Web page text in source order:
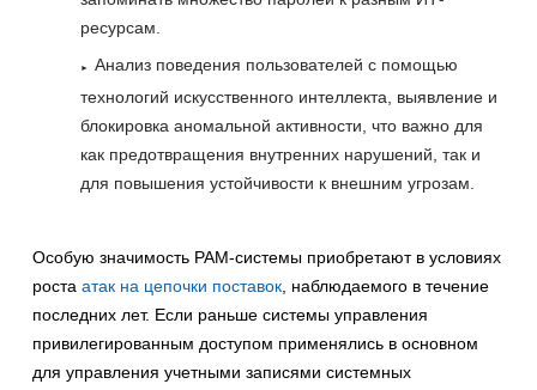
ресурсам.
Анализ поведения пользователей с помощью
технологий искусственного интеллекта, выявление и
блокировка аномальной активности, что важно для
как предотвращения внутренних нарушений, так и
для повышения устойчивости к внешним угрозам.
Особую значимость PAM-системы приобретают в условиях
роста атак на цепочки поставок, наблюдаемого в течение
последних лет. Если раньше системы управления
привилегированным доступом применялись в основном
для управления учетными записями системных